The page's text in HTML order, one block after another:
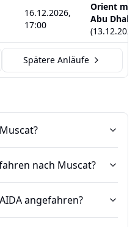
16.12.2026,
17:00
Orient mit
Abu Dhabi
(13.12.2026
Spätere Anläufe
nach Muscat?
angefahren?